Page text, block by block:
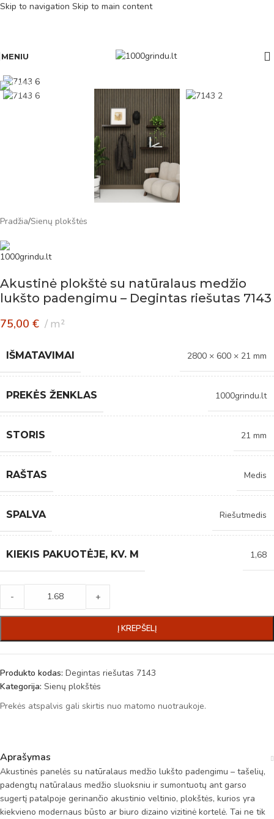
Skip to navigation Skip to main content
MENIU
Pradžia/Sienų plokštės
Akustinė plokštė su natūralaus medžio
lukšto padengimu – Degintas riešutas 7143
75,00 € m²
IŠMATAVIMAI 2800 × 600 × 21 mm
PREKĖS ŽENKLAS 1000grindu.lt
STORIS 21 mm
RAŠTAS Medis
SPALVA Riešutmedis
KIEKIS PAKUOTĖJE, KV. M 1,68
- +
Į KREPŠELĮ
Produkto kodas: Degintas riešutas 7143
Kategorija: Sienų plokštės
Prekės atspalvis gali skirtis nuo matomo nuotraukoje.
Aprašymas
Akustinės panelės su natūralaus medžio lukšto padengimu – tašelių,
padengtų natūralaus medžio sluoksniu ir sumontuotų ant garso
sugertį patalpoje gerinančio akustinio veltinio, plokštės, kurios yra
kiekvieno modernaus būsto ar biuro dizaino vizitinė kortelė. Tai ne tik